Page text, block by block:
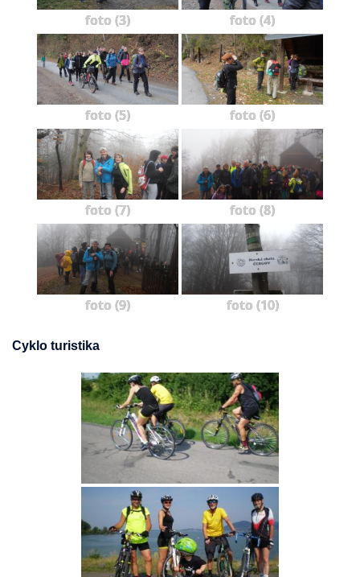
foto (3) foto (4)
foto (5) foto (6)
foto (7) foto (8)
foto (9) foto (10)
Cyklo turistika